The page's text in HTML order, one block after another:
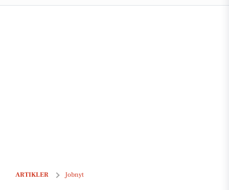
ARTIKLER Jobnyt
Bliv procesoperatør på aftenholdet i fødevareindustrien nær Holsted